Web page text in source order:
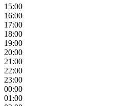
15:00
16:00
17:00
18:00
19:00
20:00
21:00
22:00
23:00
00:00
01:00